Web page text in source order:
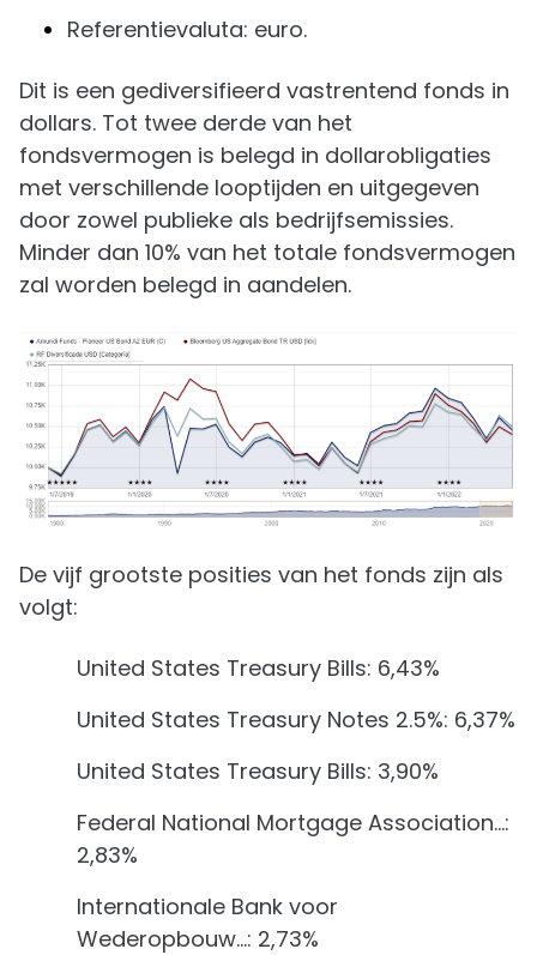
Referentievaluta: euro.
Dit is een gediversifieerd vastrentend fonds in
dollars. Tot twee derde van het
fondsvermogen is belegd in dollarobligaties
met verschillende looptijden en uitgegeven
door zowel publieke als bedrijfsemissies.
Minder dan 10% van het totale fondsvermogen
zal worden belegd in aandelen.
De vijf grootste posities van het fonds zijn als
volgt:
United States Treasury Bills: 6,43%
United States Treasury Notes 2.5%: 6,37%
United States Treasury Bills: 3,90%
Federal National Mortgage Association…:
2,83%
Internationale Bank voor
Wederopbouw…: 2,73%